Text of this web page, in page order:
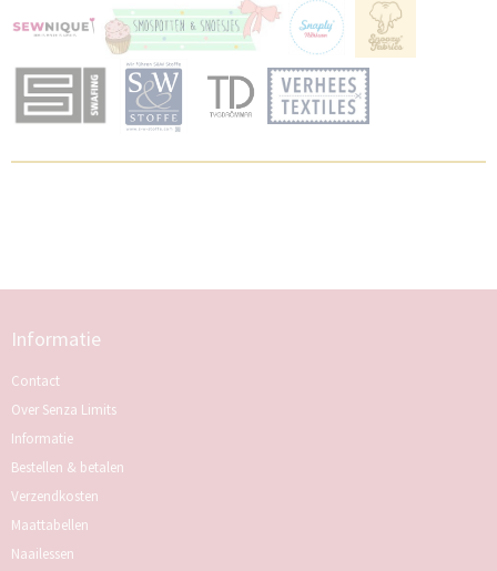
Informatie
Contact
Over Senza Limits
Informatie
Bestellen & betalen
Verzendkosten
Maattabellen
Naailessen